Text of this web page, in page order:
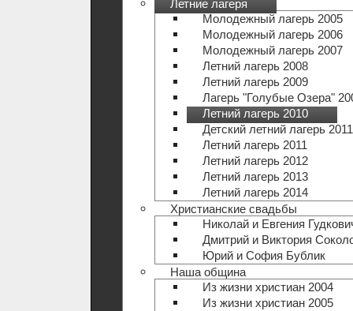
Летние лагеря
Молодежный лагерь 2005
Молодежный лагерь 2006
Молодежный лагерь 2007
Летний лагерь 2008
Летний лагерь 2009
Лагерь "Голубые Озера"
Летний лагерь 2010
Детский летний лагерь 2011
Летний лагерь 2011
Летний лагерь 2012
Летний лагерь 2013
Летний лагерь 2014
Христианские свадьбы
Николай и Евгения
Дмитрий и Виктория
Юрий и София Бублик
Наша община
Из жизни христиан 2004
Из жизни христиан 2005